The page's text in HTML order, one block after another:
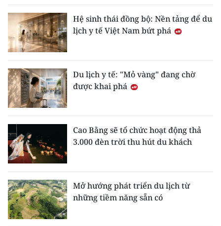
Hệ sinh thái đồng bộ: Nền tảng để du
lịch y tế Việt Nam bứt phá
Du lịch y tế: "Mỏ vàng" đang chờ
được khai phá
Cao Bằng sẽ tổ chức hoạt động thả
3.000 đèn trời thu hút du khách
Mở hướng phát triển du lịch từ
những tiềm năng sẵn có